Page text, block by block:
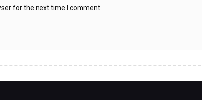
for the next time I comment.